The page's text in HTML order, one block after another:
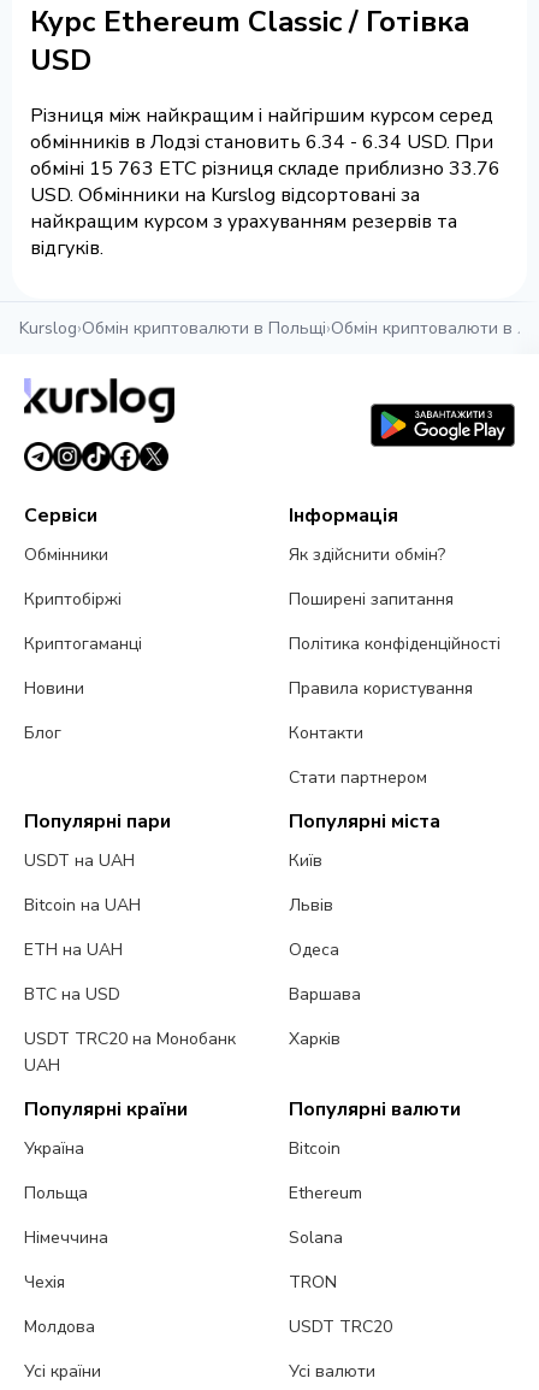
Курс Ethereum Classic / Готівка
USD
Різниця між найкращим і найгіршим курсом серед
обмінників в Лодзі становить 6.34 - 6.34 USD. При
обміні 15 763 ETC різниця складе приблизно 33.76
USD. Обмінники на Kurslog відсортовані за
найкращим курсом з урахуванням резервів та
відгуків.
Kurslog›Обмін криптовалюти в Польщі›Обмін криптовалюти в
Сервіси
Обмінники
Криптобіржі
Криптогаманці
Новини
Блог
Інформація
Як здійснити обмін?
Поширені запитання
Політика конфіденційності
Правила користування
Контакти
Стати партнером
Популярні пари
USDT на UAH
Bitcoin на UAH
ETH на UAH
BTC на USD
USDT TRC20 на Монобанк
UAH
Популярні міста
Київ
Львів
Одеса
Варшава
Харків
Популярні країни
Україна
Польща
Німеччина
Чехія
Молдова
Усі країни
Популярні валюти
Bitcoin
Ethereum
Solana
TRON
USDT TRC20
Усі валюти